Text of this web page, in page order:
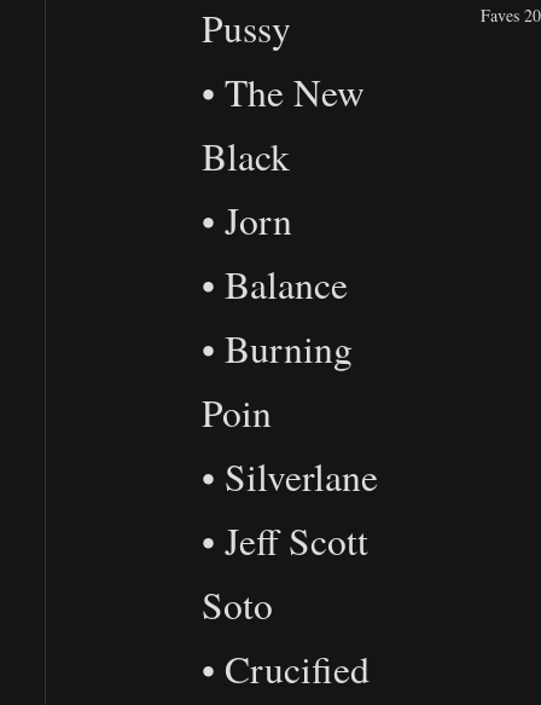
Pussy
• The New
Black
• Jorn
• Balance
• Burning
Poin
• Silverlane
• Jeff Scott
Soto
• Crucified
Faves